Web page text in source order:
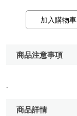
加入購物車
商品注意事項
-
商品詳情